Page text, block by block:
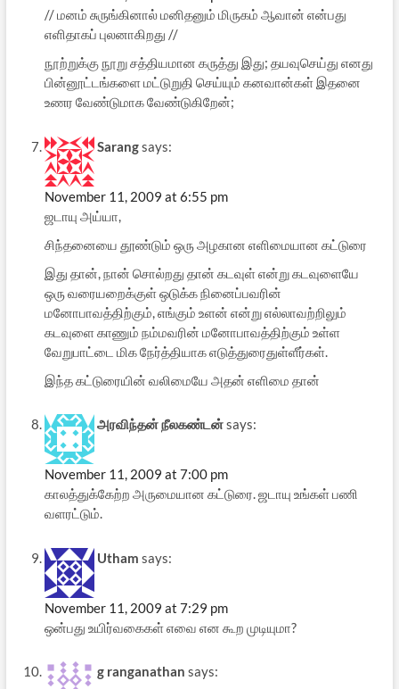
// மனம் சுருங்கினால் மனிதனும் மிருகம் ஆவான் என்பது
எளிதாகப் புலனாகிறது //
நூற்றுக்கு நூறு சத்தியமான கருத்து இது; தயவுசெய்து எனது
பின்னூட்டங்களை மட்டுறுதி செய்யும் கனவான்கள் இதனை
உணர வேண்டுமாக வேண்டுகிறேன்;
Sarangsays:
November 11, 2009 at 6:55 pm
ஜடாயு அய்யா,
சிந்தனையை தூண்டும் ஒரு அழகான எளிமையான கட்டுரை
இது தான், நான் சொல்றது தான் கடவுள் என்று கடவுளையே
ஒரு வரையறைக்குள் ஒடுக்க நினைப்பவரின்
மனோபாவத்திற்கும், எங்கும் உளன் என்று எல்லாவற்றிலும்
கடவுளை காணும் நம்மவரின் மனோபாவத்திற்கும் உள்ள
வேறுபாட்டை மிக நேர்த்தியாக எடுத்துரைதுள்ளீர்கள்.
இந்த கட்டுரையின் வலிமையே அதன் எளிமை தான்
அரவிந்தன் நீலகண்டன்says:
November 11, 2009 at 7:00 pm
காலத்துக்கேற்ற அருமையான கட்டுரை. ஜடாயு உங்கள் பணி
வளரட்டும்.
Utham says:
November 11, 2009 at 7:29 pm
ஒன்பது உயிர்வகைகள் எவை என கூற முடியுமா?
g ranganathan says: